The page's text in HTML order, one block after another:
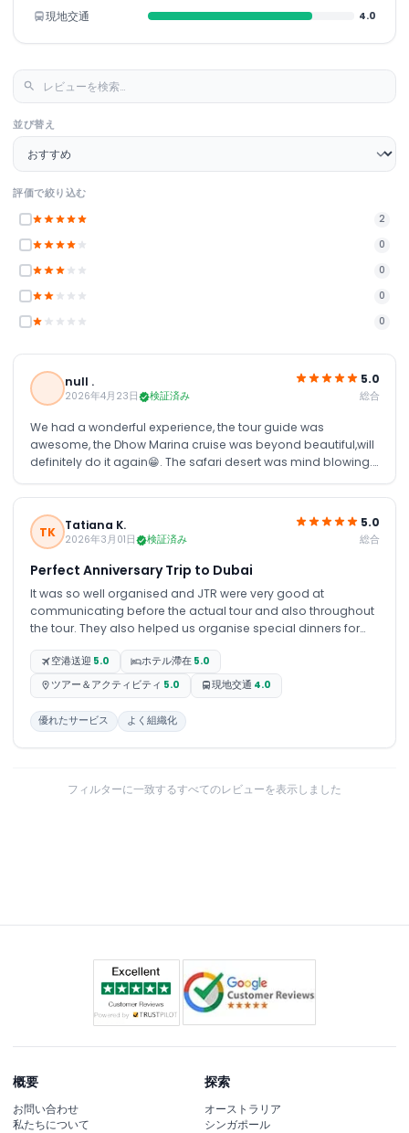
現地交通 4.0
並び替え
評価で絞り込む
2
0
0
0
0
null .
2026年4月23日 検証済み
5.0
総合
We had a wonderful experience, the tour guide was
awesome, the Dhow Marina cruise was beyond beautiful,will
definitely do it again😁. The safari desert was mind blowing.
were always timely and the drivers so nice,our stay was fun
because of JTR Holidays,will definitely recommend your
services to others
TK Tatiana K.
2026年3月01日 検証済み
5.0
総合
Perfect Anniversary Trip to Dubai
It was so well organised and JTR were very good at
communicating before the actual tour and also throughout
the tour. They also helped us organise special dinners for
were really helpful in organising for the hotels and transfers.
Dubai itself is amazing and the activities included are really
good and worth it. The desert safari was so well organised
and our guide Ismail the best guide and a wonderful
photographer. We had so much fun and we were safely
brought back to our hotel. Abu Dhabi trip was bit tiresome,
marina dhow cruise was also amazing, food was awesome.
tour.
空港送迎 5.0 ホテル滯在 5.0
ツアー＆アクティビティ 5.0 現地交通 4.0
優れたサービス よく組織化
フィルターに一致するすべてのレビューを表示しました
概要
お問い合わせ
私たちについて
探索
オーストラリア
シンガポール